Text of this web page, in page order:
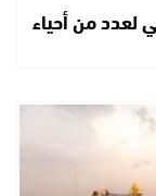
لعدد من أحياء